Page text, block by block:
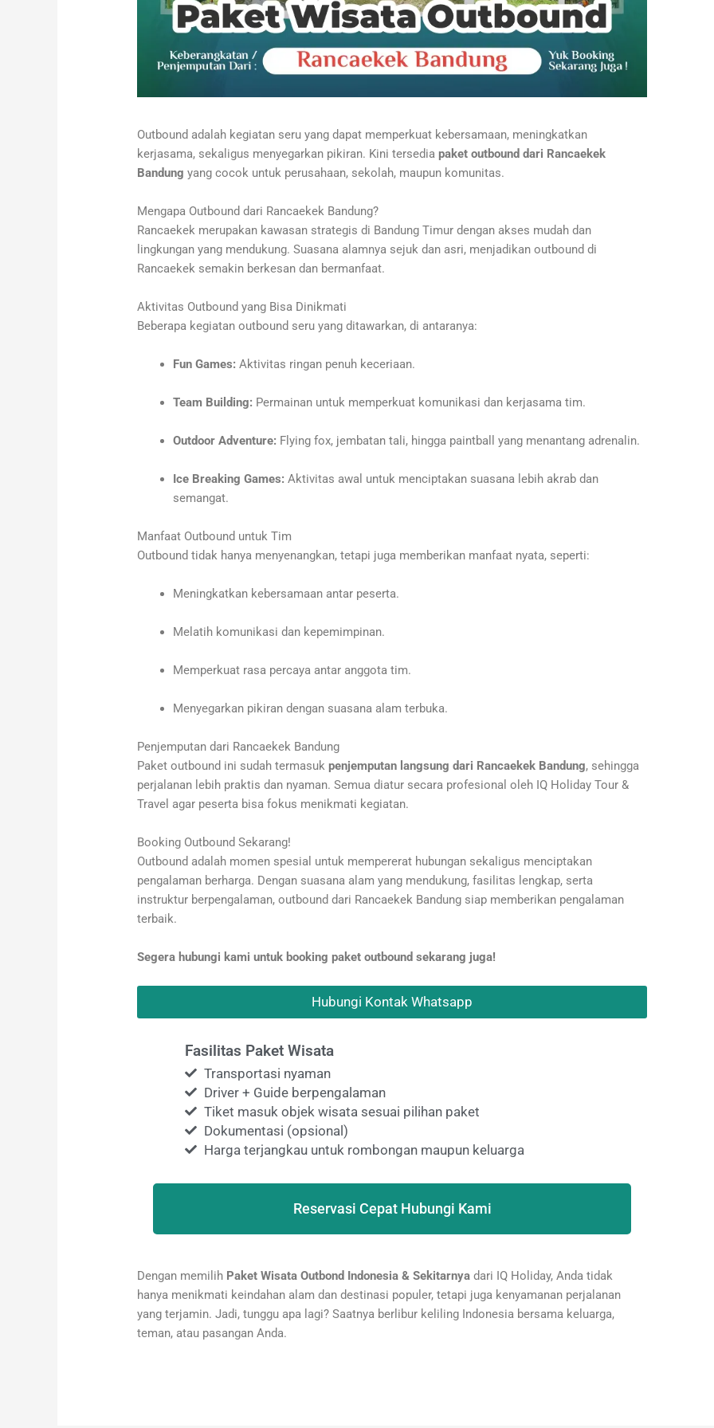
Outbound adalah kegiatan seru yang dapat memperkuat kebersamaan, meningkatkan
kerjasama, sekaligus menyegarkan pikiran. Kini tersediapaket outbound dari Rancaekek
Bandung yang cocok untuk perusahaan, sekolah, maupun komunitas.
Mengapa Outbound dari Rancaekek Bandung?
Rancaekek merupakan kawasan strategis di Bandung Timur dengan akses mudah dan
lingkungan yang mendukung. Suasana alamnya sejuk dan asri, menjadikan outbound di
Rancaekek semakin berkesan dan bermanfaat.
Aktivitas Outbound yang Bisa Dinikmati
Beberapa kegiatan outbound seru yang ditawarkan, di antaranya:
Fun Games: Aktivitas ringan penuh keceriaan.
Team Building: Permainan untuk memperkuat komunikasi dan kerjasama tim.
Outdoor Adventure: Flying fox, jembatan tali, hingga paintball yang menantang adrenalin.
Ice Breaking Games: Aktivitas awal untuk menciptakan suasana lebih akrab dan
semangat.
Manfaat Outbound untuk Tim
Outbound tidak hanya menyenangkan, tetapi juga memberikan manfaat nyata, seperti:
Meningkatkan kebersamaan antar peserta.
Melatih komunikasi dan kepemimpinan.
Memperkuat rasa percaya antar anggota tim.
Menyegarkan pikiran dengan suasana alam terbuka.
Penjemputan dari Rancaekek Bandung
Paket outbound ini sudah termasukpenjemputan langsung dari Rancaekek Bandung, sehingga
perjalanan lebih praktis dan nyaman. Semua diatur secara profesional oleh IQ Holiday Tour &
Travel agar peserta bisa fokus menikmati kegiatan.
Booking Outbound Sekarang!
Outbound adalah momen spesial untuk mempererat hubungan sekaligus menciptakan
pengalaman berharga. Dengan suasana alam yang mendukung, fasilitas lengkap, serta
instruktur berpengalaman, outbound dari Rancaekek Bandung siap memberikan pengalaman
terbaik.
Segera hubungi kami untuk booking paket outbound sekarang juga!
Hubungi Kontak Whatsapp
Fasilitas Paket Wisata
Transportasi nyaman
Driver + Guide berpengalaman
Tiket masuk objek wisata sesuai pilihan paket
Dokumentasi (opsional)
Harga terjangkau untuk rombongan maupun keluarga
Reservasi Cepat Hubungi Kami
Dengan memilih Paket Wisata Outbond Indonesia & Sekitarnya dari IQ Holiday, Anda tidak
hanya menikmati keindahan alam dan destinasi populer, tetapi juga kenyamanan perjalanan
yang terjamin. Jadi, tunggu apa lagi? Saatnya berlibur keliling Indonesia bersama keluarga,
teman, atau pasangan Anda.